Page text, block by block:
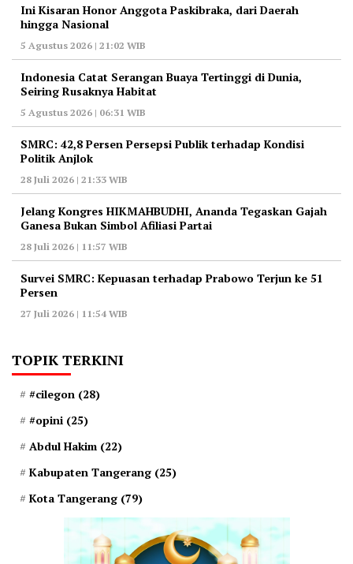
Ini Kisaran Honor Anggota Paskibraka, dari Daerah
hingga Nasional
5 Agustus 2026 | 21:02 WIB
Indonesia Catat Serangan Buaya Tertinggi di Dunia,
Seiring Rusaknya Habitat
5 Agustus 2026 | 06:31 WIB
‎SMRC: 42,8 Persen Persepsi Publik terhadap Kondisi
Politik Anjlok
28 Juli 2026 | 21:33 WIB
‎Jelang Kongres HIKMAHBUDHI, Ananda Tegaskan Gajah
Ganesa Bukan Simbol Afiliasi Partai
28 Juli 2026 | 11:57 WIB
‎Survei SMRC: Kepuasan terhadap Prabowo Terjun ke 51
Persen
27 Juli 2026 | 11:54 WIB
TOPIK TERKINI
#cilegon (28)
#opini (25)
Abdul Hakim (22)
Kabupaten Tangerang (25)
Kota Tangerang (79)